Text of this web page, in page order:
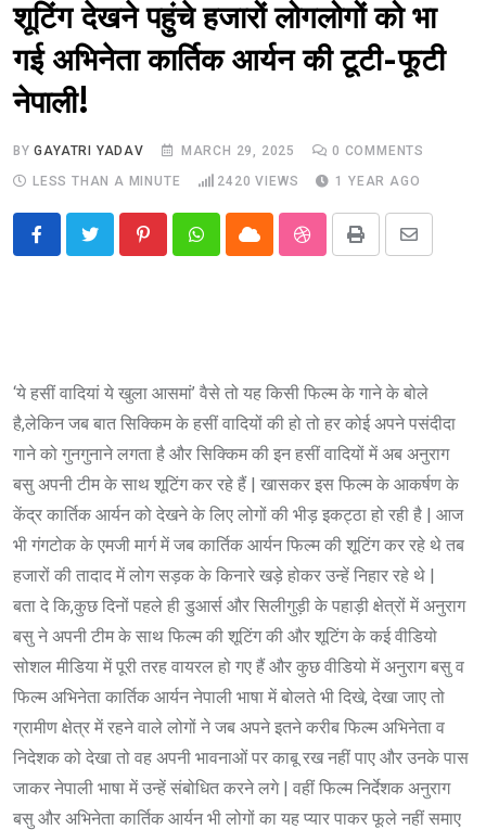
शूटिंग देखने पहुंचे हजारों लोगलोगों को भा
गई अभिनेता कार्तिक आर्यन की टूटी-फूटी
नेपाली!
BYGAYATRI YADAV MARCH 29, 2025 0 COMMENTS
LESS THAN A MINUTE
2420 VIEWS 1 YEAR AGO
PinterestWhatsappCloud StumbleUpon
Print
Share
‘ये हसीं वादियां ये खुला आसमां’ वैसे तो यह किसी फिल्म के गाने के बोले
है,लेकिन जब बात सिक्किम के हसीं वादियों की हो तो हर कोई अपने पसंदीदा
गाने को गुनगुनाने लगता है और सिक्किम की इन हसीं वादियों में अब अनुराग
बसु अपनी टीम के साथ शूटिंग कर रहे हैं | खासकर इस फिल्म के आकर्षण के
केंद्र कार्तिक आर्यन को देखने के लिए लोगों की भीड़ इकट्ठा हो रही है | आज
भी गंगटोक के एमजी मार्ग में जब कार्तिक आर्यन फिल्म की शूटिंग कर रहे थे तब
हजारों की तादाद में लोग सड़क के किनारे खड़े होकर उन्हें निहार रहे थे |
बता दे कि,कुछ दिनों पहले ही डुआर्स और सिलीगुड़ी के पहाड़ी क्षेत्रों में अनुराग
बसु ने अपनी टीम के साथ फिल्म की शूटिंग की और शूटिंग के कई वीडियो
सोशल मीडिया में पूरी तरह वायरल हो गए हैं और कुछ वीडियो में अनुराग बसु व
फिल्म अभिनेता कार्तिक आर्यन नेपाली भाषा में बोलते भी दिखे, देखा जाए तो
ग्रामीण क्षेत्र में रहने वाले लोगों ने जब अपने इतने करीब फिल्म अभिनेता व
निदेशक को देखा तो वह अपनी भावनाओं पर काबू रख नहीं पाए और उनके पास
जाकर नेपाली भाषा में उन्हें संबोधित करने लगे | वहीं फिल्म निर्देशक अनुराग
बसु और अभिनेता कार्तिक आर्यन भी लोगों का यह प्यार पाकर फूले नहीं समाए